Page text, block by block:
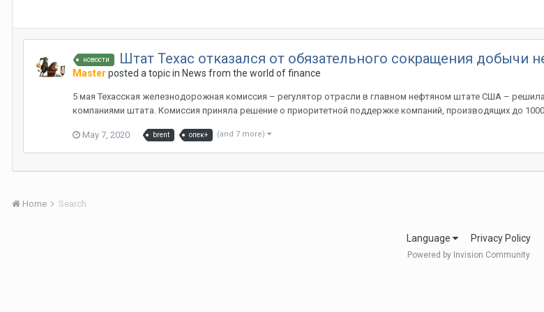
новости Штат Техас отказался от обязательного сокращения добычи
Master posted a topic in News from the world of finance
5 мая Техасская железнодорожная комиссия – регулятор отрасли в главном нефтяном штате США –
компаниями штата. Комиссия приняла решение о приоритетной поддержке компаний, производящих до
May 7, 2020 brent опек+ (and 7 more)
Home Search
Language Privacy Policy
Powered by Invision Community